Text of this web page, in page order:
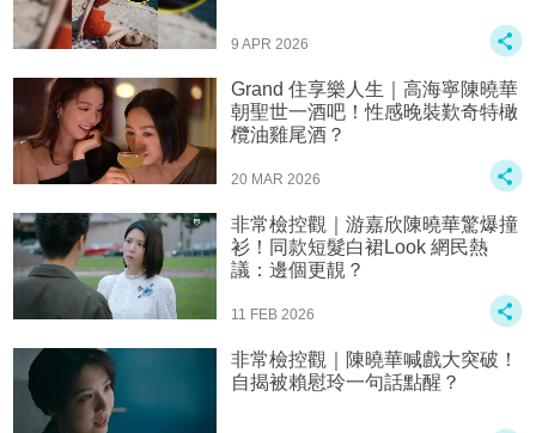
9 APR 2026
Grand 住享樂人生｜高海寧陳曉華
朝聖世一酒吧！性感晚裝歎奇特橄
欖油雞尾酒？
20 MAR 2026
非常檢控觀｜游嘉欣陳曉華驚爆撞
衫！同款短髮白裙Look 網民熱
議：邊個更靚？
11 FEB 2026
非常檢控觀｜陳曉華喊戲大突破！
自揭被賴慰玲一句話點醒？